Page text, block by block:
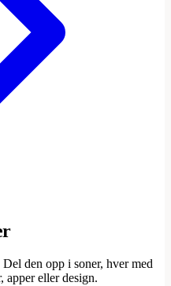
den opp i soner, hver med
apper eller design.